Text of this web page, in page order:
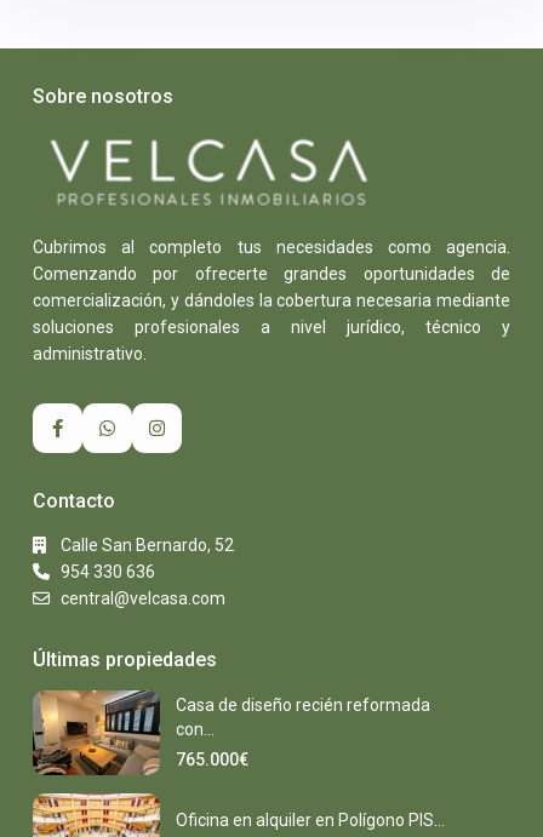
Sobre nosotros
Cubrimos al completo tus necesidades como agencia.
Comenzando por ofrecerte grandes oportunidades de
comercialización, y dándoles la cobertura necesaria mediante
soluciones profesionales a nivel jurídico, técnico y
administrativo.
Contacto
Calle San Bernardo, 52
954 330 636
central@velcasa.com
Últimas propiedades
Casa de diseño recién reformada
con...
765.000€
Oficina en alquiler en Polígono PIS...